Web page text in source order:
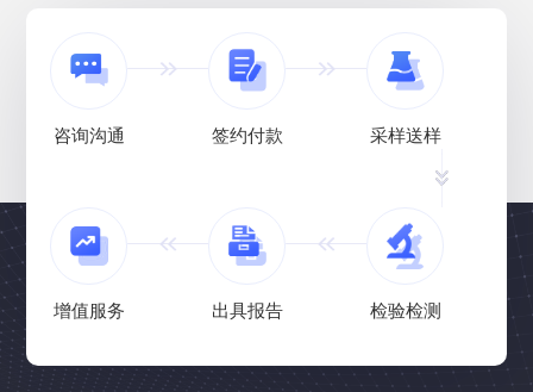
咨询沟通 签约付款 采样送样
增值服务 出具报告 检验检测